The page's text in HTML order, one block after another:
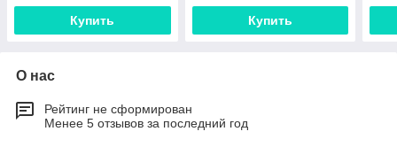
Купить Купить
О нас
Рейтинг не сформирован
Менее 5 отзывов за последний год